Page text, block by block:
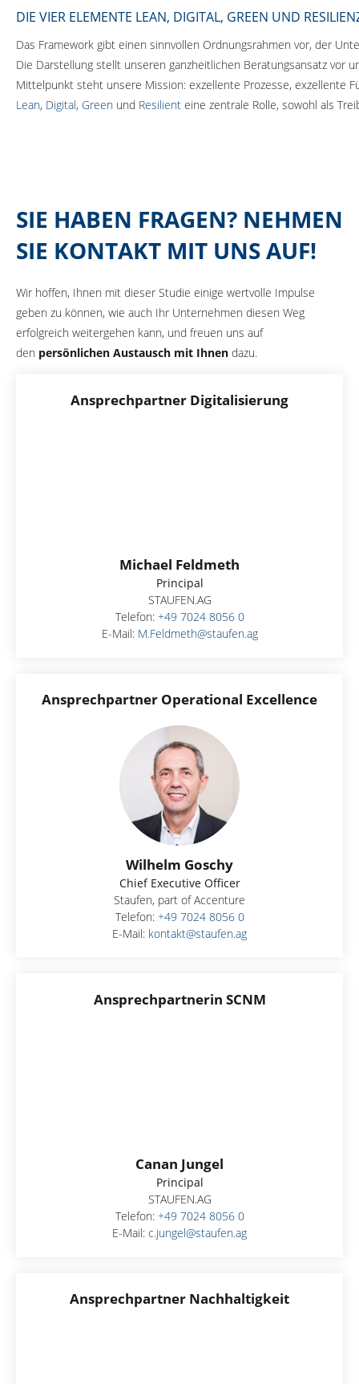
DIE VIER ELEMENTE LEAN, DIGITAL, GREEN UND
Das Framework gibt einen sinnvollen Ordnungsrahmen vor, der
Die Darstellung stellt unseren ganzheitlichen Beratungsansatz vor
Mittelpunkt steht unsere Mission: exzellente Prozesse, exzellente
Lean, Digital, Green und Resilient eine zentrale Rolle, sowohl als
SIE HABEN FRAGEN? NEHMEN
SIE KONTAKT MIT UNS AUF!
Wir hoffen, Ihnen mit dieser Studie einige wertvolle Impulse
geben zu können, wie auch Ihr Unternehmen diesen Weg
erfolgreich weitergehen kann, und freuen uns auf
den persönlichen Austausch mit Ihnen dazu.
Ansprechpartner Digitalisierung
Michael Feldmeth
Principal
STAUFEN.AG
Telefon: +49 7024 8056 0
E-Mail: M.Feldmeth@staufen.ag
Ansprechpartner Operational Excellence
Wilhelm Goschy
Chief Executive Officer
Staufen, part of Accenture
Telefon: +49 7024 8056 0
E-Mail: kontakt@staufen.ag
Ansprechpartnerin SCNM
Canan Jungel
Principal
STAUFEN.AG
Telefon: +49 7024 8056 0
E-Mail: c.jungel@staufen.ag
Ansprechpartner Nachhaltigkeit